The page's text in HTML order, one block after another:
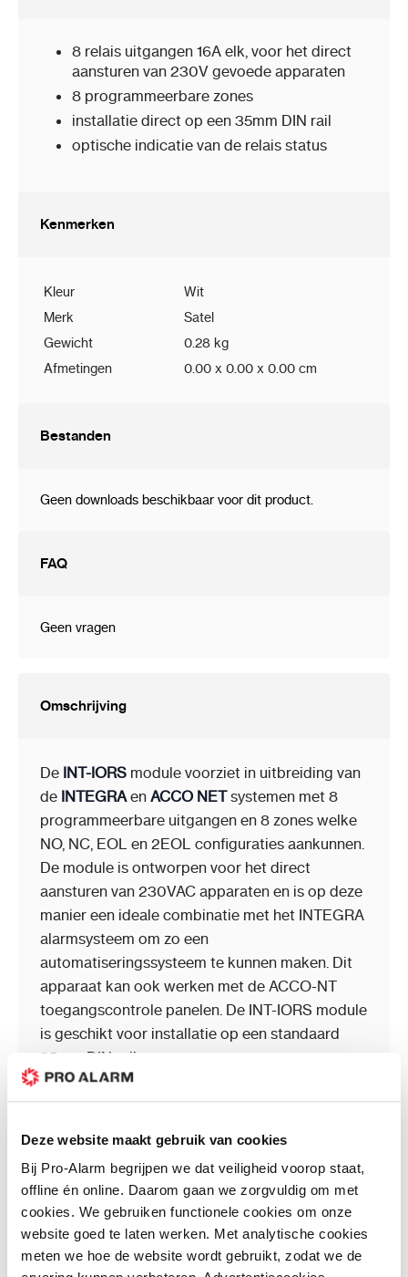
Deze website maakt gebruik van cookies
Bij Pro-Alarm begrijpen we dat veiligheid voorop staat,
offline én online. Daarom gaan we zorgvuldig om met
cookies. We gebruiken functionele cookies om onze
website goed te laten werken. Met analytische cookies
meten we hoe de website wordt gebruikt, zodat we de
8 relais uitgangen 16A elk, voor het direct
aansturen van 230V gevoede apparaten
8 programmeerbare zones
installatie direct op een 35mm DIN rail
optische indicatie van de relais status
Kenmerken
Kleur
Wit
Merk
Satel
Gewicht
0.28 kg
Afmetingen
0.00 x 0.00 x 0.00 cm
Bestanden
Geen downloads beschikbaar voor dit product.
FAQ
Geen vragen
Omschrijving
De INT-IORS module voorziet in uitbreiding van
de INTEGRAen ACCO NETsystemen met 8
programmeerbare uitgangen en 8 zones welke
NO, NC, EOL en 2EOL configuraties aankunnen.
De module is ontworpen voor het direct
aansturen van 230VAC apparaten en is op deze
manier een ideale combinatie met het INTEGRA
alarmsysteem om zo een
automatiseringssysteem te kunnen maken. Dit
apparaat kan ook werken met de ACCO-NT
toegangscontrole panelen. De INT-IORS module
is geschikt voor installatie op een standaard
35mm DIN rail.
8 apparaten te schakelen via uitgangen, ook
schakelaars aan te sluiten
Ideaal voor het aansturen van apparaten